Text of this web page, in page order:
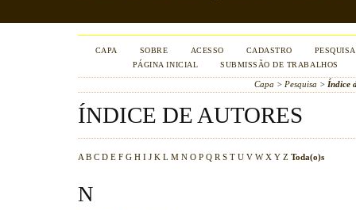
CAPA SOBRE ACESSO CADASTRO
PESQUISA
PÁGINA INICIAL
SUBMISSÃO DE TRABALHOS
Capa > Pesquisa > Índice
ÍNDICE DE AUTORES
A B C D E F G H I J K L M N O P Q R S T U V W X Y Z Toda(o)s
N